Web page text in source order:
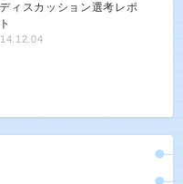
ィスカッション選考レポ